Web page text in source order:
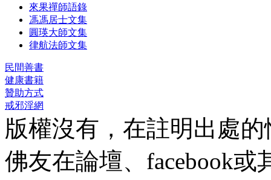
來果禪師語錄
馮馮居士文集
圓瑛大師文集
律航法師文集
民間善書
健康書籍
贊助方式
戒邪淫網
版權沒有，在註明出處
佛友在論壇、facebook